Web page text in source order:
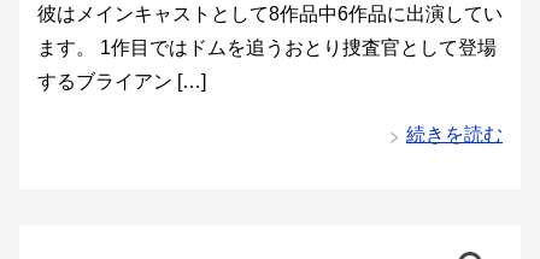
彼はメインキャストとして8作品中6作品に出演してい
ます。 1作目ではドムを追うおとり捜査官として登場
するブライアン […]
続きを読む